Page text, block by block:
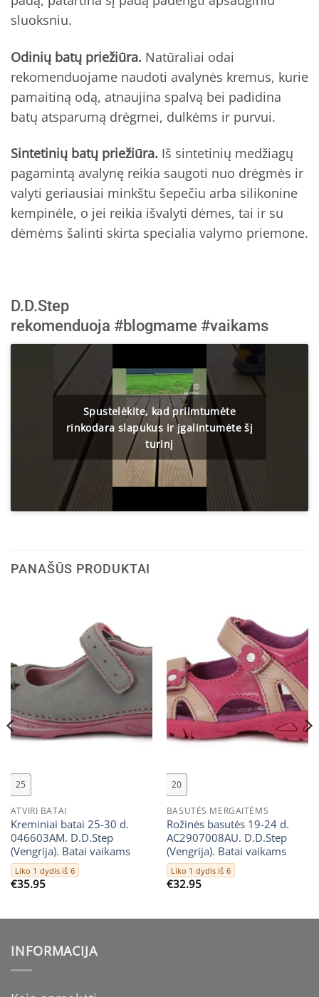
sluoksniu.
Odinių batų priežiūra. Natūraliai odai
rekomenduojame naudoti avalynės kremus, kurie
pamaitiną odą, atnaujina spalvą bei padidina
batų atsparumą drėgmei, dulkėms ir purvui.
Sintetinių batų priežiūra. Iš sintetinių medžiagų
pagamintą avalynę reikia saugoti nuo drėgmės ir
valyti geriausiai minkštu šepečiu arba silikonine
kempinėle, o jei reikia išvalyti dėmes, tai ir su
dėmėms šalinti skirta specialia valymo priemone.
D.D.Step
rekomenduoja #blogmame #vaikams
Spustelėkite, kad priimtumėte
rinkodara slapukus ir įgalintumėte šį
turinį
PANAŠŪS PRODUKTAI
25
ATVIRI BATAI
Kreminiai batai 25-30 d.
046603AM. D.D.Step
(Vengrija). Batai vaikams
Liko 1 dydis iš 6
€35.95
20
BASUTĖS MERGAITĖMS
Rožinės basutės 19-24 d.
AC2907008AU. D.D.Step
(Vengrija). Batai vaikams
Liko 1 dydis iš 6
€32.95
INFORMACIJA